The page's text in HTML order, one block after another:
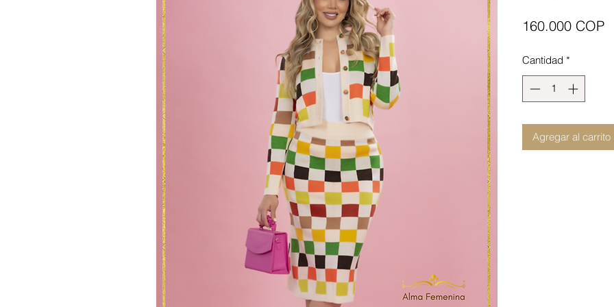
160.000 COP
Cantidad *
Agregar al carrito